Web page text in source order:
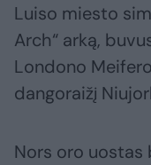
Luiso miesto
Arch“ arką,
Londono
dangoraižį
Nors oro uostas